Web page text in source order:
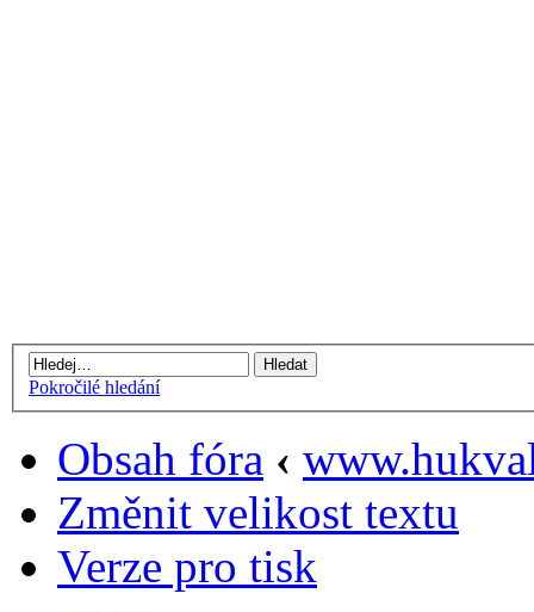
Pokročilé hledání
Obsah fóra ‹
Změnit velikost textu
Verze pro tisk